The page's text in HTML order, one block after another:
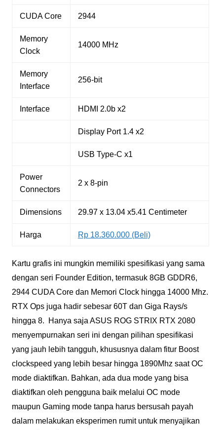
CUDA Core 2944
Memory
Clock
14000 MHz
Memory
Interface
256-bit
Interface HDMI 2.0b x2
Display Port 1.4 x2
USB Type-C x1
Power
Connectors
2 x 8-pin
Dimensions 29.97 x 13.04 x5.41 Centimeter
Harga Rp 18.360.000 (Beli)
Kartu grafis ini mungkin memiliki spesifikasi yang sama
dengan seri Founder Edition, termasuk 8GB GDDR6,
2944 CUDA Core dan Memori Clock hingga 14000 Mhz.
RTX Ops juga hadir sebesar 60T dan Giga Rays/s
hingga 8. Hanya saja ASUS ROG STRIX RTX 2080
menyempurnakan seri ini dengan pilihan spesifikasi
yang jauh lebih tangguh, khususnya dalam fitur Boost
clockspeed yang lebih besar hingga 1890Mhz saat OC
mode diaktifkan. Bahkan, ada dua mode yang bisa
diaktifkan oleh pengguna baik melalui OC mode
maupun Gaming mode tanpa harus bersusah payah
dalam melakukan eksperimen rumit untuk menyajikan